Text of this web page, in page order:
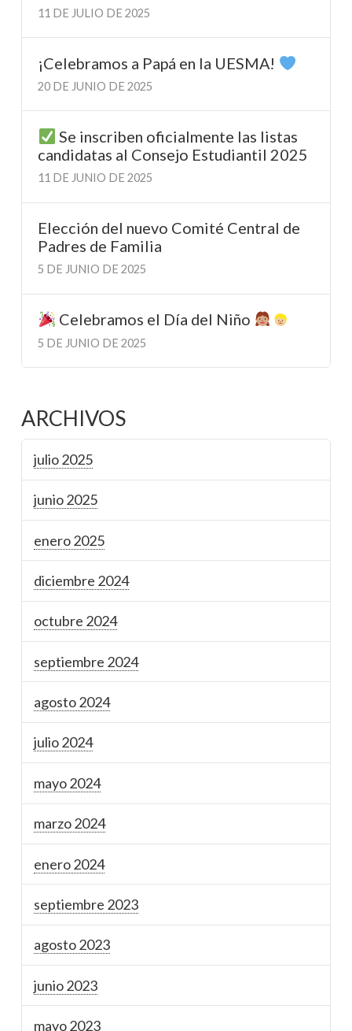
11 DE JULIO DE 2025
¡Celebramos a Papá en la UESMA!
20 DE JUNIO DE 2025
Se inscriben oficialmente las listas
candidatas al Consejo Estudiantil 2025
11 DE JUNIO DE 2025
Elección del nuevo Comité Central de
Padres de Familia
5 DE JUNIO DE 2025
Celebramos el Día del Niño
5 DE JUNIO DE 2025
ARCHIVOS
julio 2025
junio 2025
enero 2025
diciembre 2024
octubre 2024
septiembre 2024
agosto 2024
julio 2024
mayo 2024
marzo 2024
enero 2024
septiembre 2023
agosto 2023
junio 2023
mayo 2023